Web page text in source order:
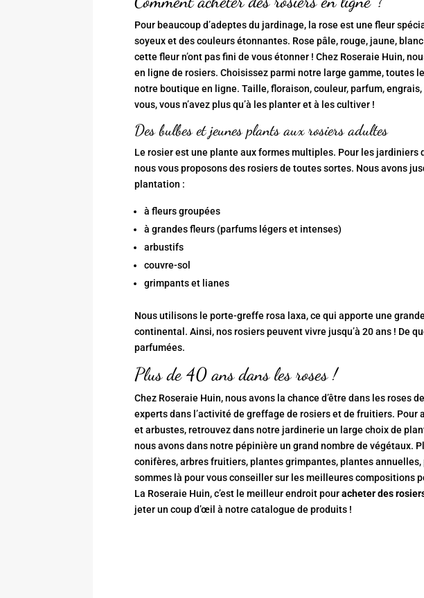
Pour beaucoup d’adeptes du jardinage, la rose est une fleur
soyeux et des couleurs étonnantes. Rose pâle, rouge, jaune,
cette fleur n’ont pas fini de vous étonner ! Chez Roseraie Huin,
en ligne de rosiers. Choisissez parmi notre large gamme, toutes
notre boutique en ligne. Taille, floraison, couleur, parfum,
vous, vous n’avez plus qu’à les planter et à les cultiver !
Des bulbes et jeunes plants aux rosiers adultes
Le rosier est une plante aux formes multiples. Pour les jardiniers
nous vous proposons des rosiers de toutes sortes. Nous avons
plantation :
à fleurs groupées
à grandes fleurs (parfums légers et intenses)
arbustifs
couvre-sol
grimpants et lianes
Nous utilisons le porte-greffe rosa laxa, ce qui apporte une
continental. Ainsi, nos rosiers peuvent vivre jusqu’à 20 ans ! De
parfumées.
Plus de 40 ans dans les roses !
Chez Roseraie Huin, nous avons la chance d’être dans les roses
experts dans l’activité de greffage de rosiers et de fruitiers. Pour
et arbustes, retrouvez dans notre jardinerie un large choix de
nous avons dans notre pépinière un grand nombre de végétaux.
conifères, arbres fruitiers, plantes grimpantes, plantes
sommes là pour vous conseiller sur les meilleures compositions
La Roseraie Huin, c’est le meilleur endroit pouracheter des
jeter un coup d’œil à notrecatalogue de produits !